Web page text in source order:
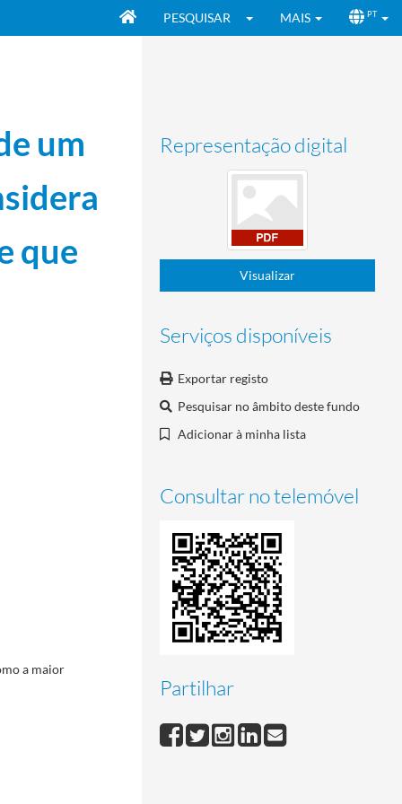
PESQUISAR MAIS PT
Representação digital
Visualizar
Serviços disponíveis
Exportar registo
Pesquisar no âmbito deste fundo
Adicionar à minha lista
Consultar no telemóvel
Partilhar
um
que
a maior